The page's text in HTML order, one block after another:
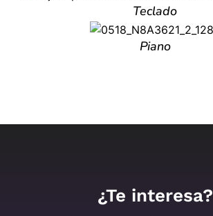
Teclado
Piano
¿Te interesa?